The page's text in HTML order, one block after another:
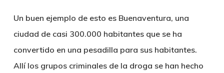
Un buen ejemplo de esto es Buenaventura, una
ciudad de casi 300.000 habitantesque se ha
convertido en una pesadilla para sus habitantes.
Allí losgrupos criminales de la droga se han hecho